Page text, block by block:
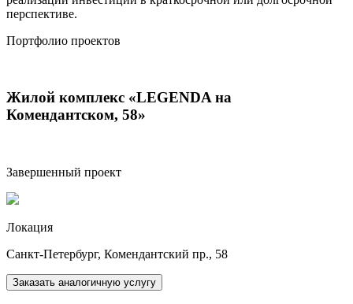
перспективе.
Портфолио проектов
Жилой комплекс «LEGENDA на
Комендантском, 58»
Завершенный проект
Локация
Санкт-Петербург, Комендантский пр., 58
Заказать аналогичную услугу